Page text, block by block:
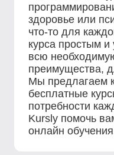
здоровье или
что-то для
курса простым
всю
преимущества,
Мы предлагаем
бесплатные
потребности
Kursly помочь
онлайн